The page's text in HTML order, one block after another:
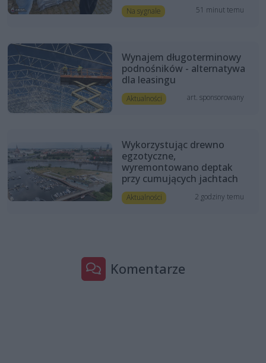
Na sygnale 51 minut temu
Wynajem długoterminowy
podnośników - alternatywa
dla leasingu
Aktualności art. sponsorowany
Wykorzystując drewno
egzotyczne,
wyremontowano deptak
przy cumujących jachtach
Aktualności 2 godziny temu
Komentarze